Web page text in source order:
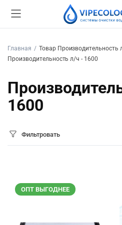
Главная
Товар Производительность
Производительность л/ч - 1600
1600
Фильтровать
ОПТ ВЫГОДНЕЕ